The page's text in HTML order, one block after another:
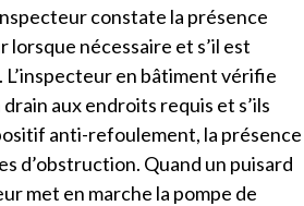
constate la présence
lorsque nécessaire et s’il est
en bâtiment vérifie
drain aux endroits requis et s’ils
anti-refoulement, la présence
d’obstruction. Quand un puisard
met en marche la pompe de